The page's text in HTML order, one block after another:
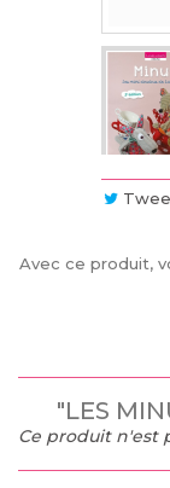
Avec ce produit,
"LES
Ce produit n'est